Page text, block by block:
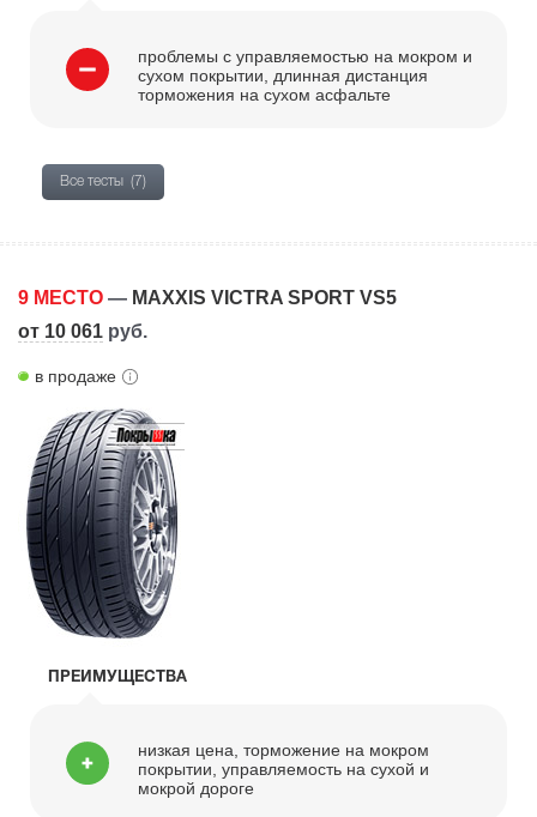
проблемы с управляемостью на мокром и
сухом покрытии, длинная дистанция
торможения на сухом асфальте
Все тесты (7)
9 МЕСТО — MAXXIS VICTRA SPORT VS5
от 10 061 руб.
в продаже
ПРЕИМУЩЕСТВА
низкая цена, торможение на мокром
покрытии, управляемость на сухой и
мокрой дороге